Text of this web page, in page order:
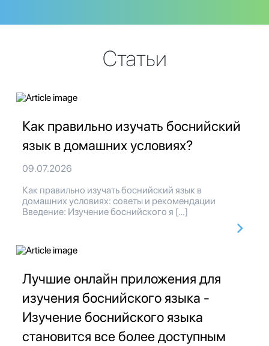
Статьи
Как правильно изучать боснийский
язык в домашних условиях?
09.07.2026
Как правильно изучать боснийский язык в
домашних условиях: советы и рекомендации
Введение: Изучение боснийского я […]
Лучшие онлайн приложения для
изучения боснийского языка -
Изучение боснийского языка
становится все более доступным